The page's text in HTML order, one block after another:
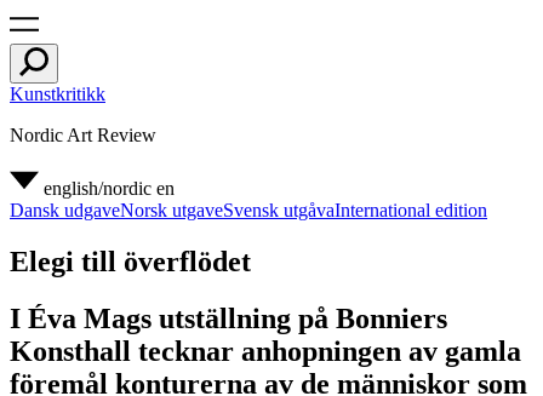
Kunstkritikk
Nordic Art Review
english/nordic en
Dansk udgaveNorsk utgaveSvensk utgåvaInternational edition
Elegi till överflödet
I Éva Mags utställning på Bonniers
Konsthall tecknar anhopningen av gamla
föremål konturerna av de människor som